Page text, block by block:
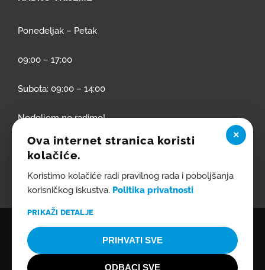
Ponedeljak – Petak
09:00 – 17:00
Subota: 09:00 – 14:00
Nedeljom ne radimo!
COPYRIGHT 2020 TEPIH SERVIS DANJA BYWEB DIZAJN-S| SVA PRAVA
ZADRŽANA
Facebook
×
Ova internet stranica koristi
kolačiće.
Koristimo kolačiće radi pravilnog rada i poboljšanja
korisničkog iskustva. Politika privatnosti
PRIKAŽI DETALJE
PRIHVATI SVE
ODBACI SVE